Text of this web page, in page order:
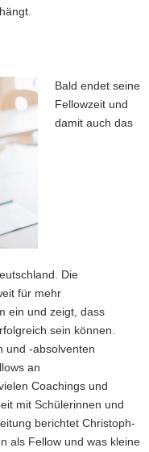
Bald endet seine
Fellowzeit und
damit auch das
Die
für mehr
ein und zeigt, dass
sein können.
und -absolventen
an
Coachings und
mit Schülerinnen und
berichtet Christoph-
als Fellow und was kleine